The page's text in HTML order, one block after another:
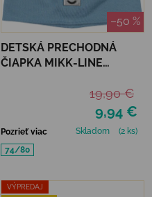
–50 %
DETSKÁ PRECHODNÁ
ČIAPKA MIKK-LINE
9,94 €
19,90 €
Pozrieť viac Skladom
(2 ks)
74/80
VÝPREDAJ